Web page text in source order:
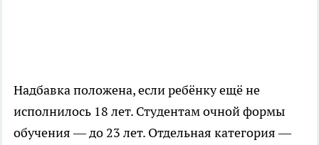
Надбавка положена, если ребёнку ещё не
исполнилось 18 лет. Студентам очной формы
обучения — до 23 лет. Отдельная категория —